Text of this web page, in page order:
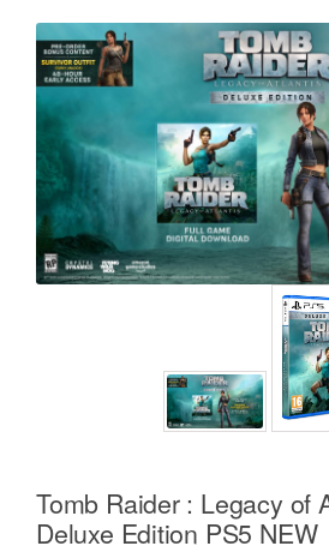
Tomb Raider : Legacy of
Deluxe Edition PS5 NEW